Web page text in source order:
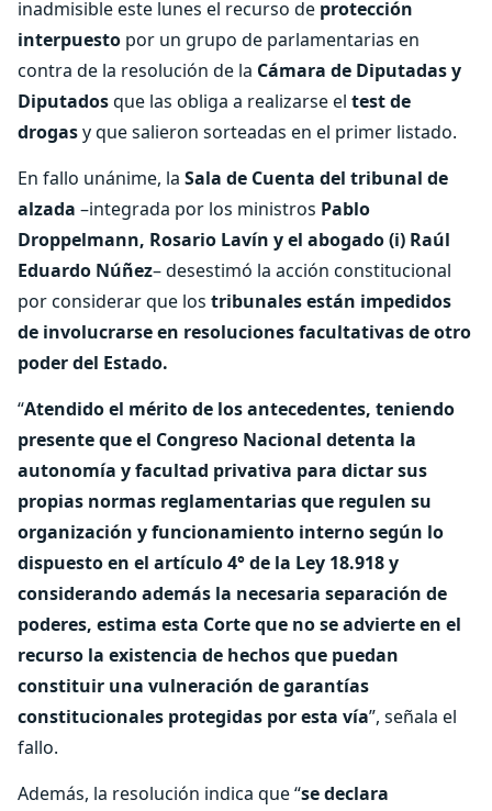
inadmisible este lunes el recurso de protección
interpuesto por un grupo de parlamentarias en
contra de la resolución de la Cámara de Diputadas y
Diputadosque las obliga a realizarse el test de
drogasy que salieron sorteadas en el primer listado.
En fallo unánime, la Sala de Cuenta del tribunal de
alzada –integrada por los ministros Pablo
Droppelmann, Rosario Lavín y el abogado (i) Raúl
Eduardo Núñez– desestimó la acción constitucional
por considerar que los tribunales están impedidos
de involucrarse en resoluciones facultativas de otro
poder del Estado.
“Atendido el mérito de los antecedentes, teniendo
presente que el Congreso Nacional detenta la
autonomía y facultad privativa para dictar sus
propias normas reglamentarias que regulen su
organización y funcionamiento interno según lo
dispuesto en el artículo 4° de la Ley 18.918 y
considerando además la necesaria separación de
poderes, estima esta Corte que no se advierte en el
recurso la existencia de hechos que puedan
constituir una vulneración de garantías
constitucionales protegidas por esta vía”, señala el
fallo.
Además, la resolución indica que “se declara